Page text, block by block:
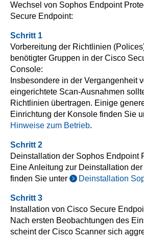
Wechsel von Sophos Endpoint
Secure Endpoint:
Schritt 1
Vorbereitung der Richtlinien
benötigter Gruppen in der Cisco
Console:
Insbesondere in der Vergangenheit
eingerichtete Scan-Ausnahmen
Richtlinien übertragen. Einige
Einrichtung der Konsole finden Sie
Hinweise zum Betrieb.
Schritt 2
Deinstallation der Sophos Endpoint
Eine Anleitung zur Deinstallation
finden Sie unter
Deinstallation
Schritt 3
Installation von Cisco Secure
Nach ersten Beobachtungen des
scheint der Cisco Scanner sich